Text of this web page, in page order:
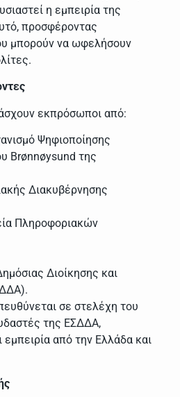
η εμπειρία της
προσφέροντας
μπορούν να ωφελήσουν
εκπρόσωποι από:
Ψηφιοποίησης
Brønnøysund της
Διακυβέρνησης
Πληροφοριακών
Διοίκησης και
σε στελέχη του
της ΕΣΔΔΑ,
από την Ελλάδα και